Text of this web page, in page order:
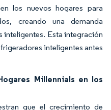
los nuevos hogares para
creando una demanda
inteligentes. Esta integración
inteligentes antes
Millennials en los
que el crecimiento de